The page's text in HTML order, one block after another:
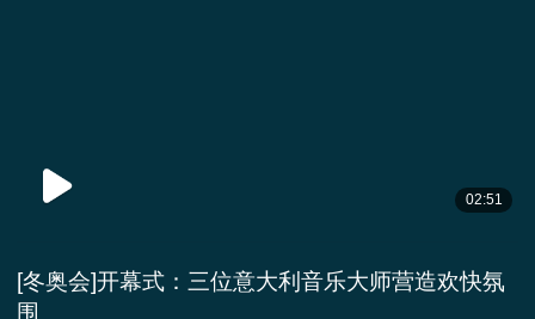
02:51
[冬奥会]开幕式：三位意大利音乐大师营造欢快氛
围